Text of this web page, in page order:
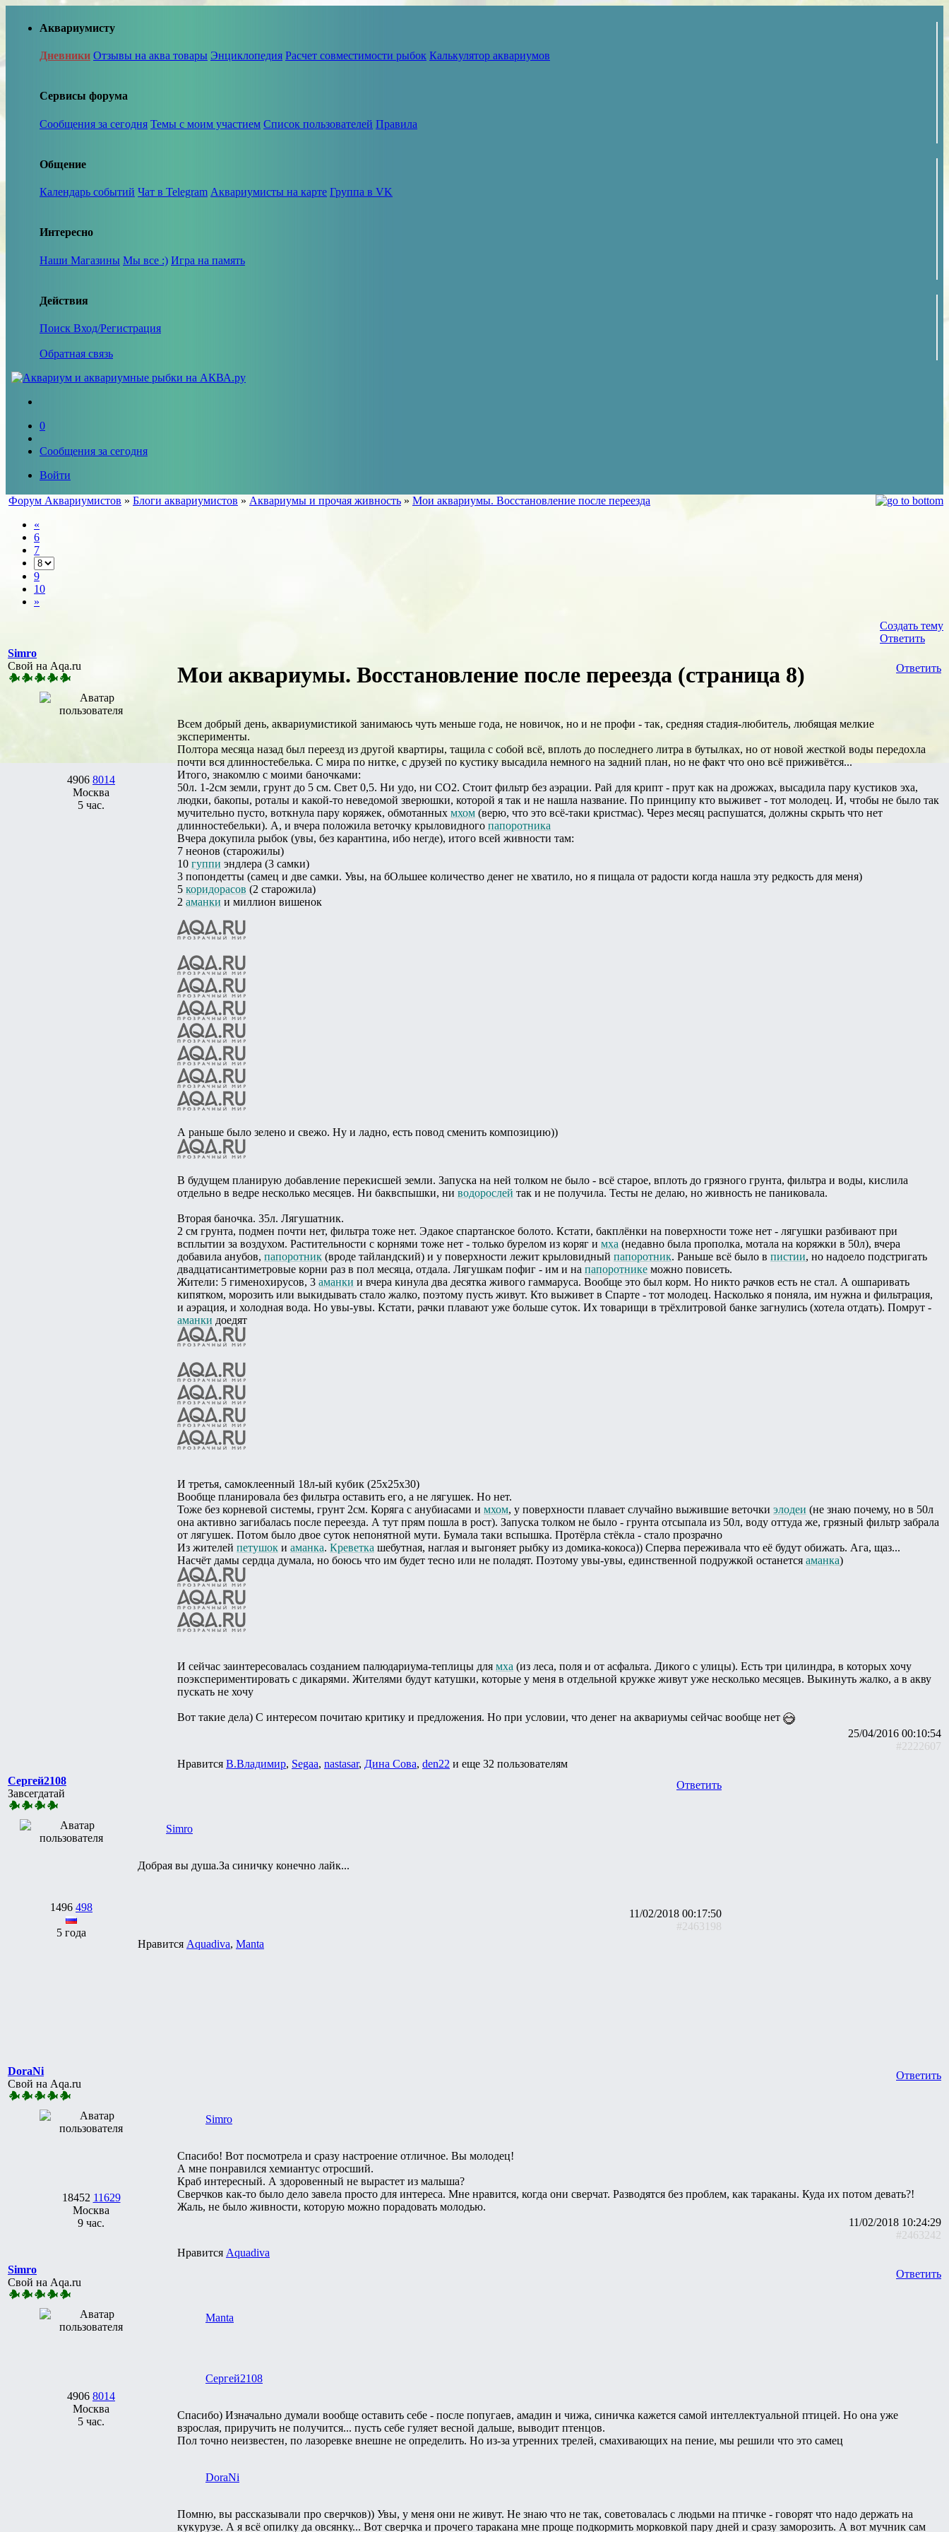
Аквариумисту
Дневники Отзывы на аква товары Энциклопедия Расчет совместимости рыбок Калькулятор аквариумов
Сервисы форума
Сообщения за сегодня Темы с моим участием Список пользователей Правила
Общение
Календарь событий Чат в Telegram Аквариумисты на карте Группа в VK
Интересно
Наши Магазины Мы все :) Игра на память
Действия
Поиск Вход/Регистрация
Обратная связь
0
Сообщения за сегодня
Войти
Форум Аквариумистов » Блоги аквариумистов » Аквариумы и прочая живность » Мои аквариумы. Восстановление после переезда
«
6
7
9
10
»
Создать тему
Ответить
Simro
Свой на Aqa.ru
4906 8014
Москва
5 час.
Ответить
Мои аквариумы. Восстановление после переезда (страница 8)
Всем добрый день, аквариумистикой занимаюсь чуть меньше года, не новичок, но и не профи - так, средняя стадия-любитель, любящая мелкие
эксперименты.
Полтора месяца назад был переезд из другой квартиры, тащила с собой всё, вплоть до последнего литра в бутылках, но от новой жесткой воды передохла
почти вся длинностебелька. С мира по нитке, с друзей по кустику высадила немного на задний план, но не факт что оно всё приживётся...
Итого, знакомлю с моими баночками:
50л. 1-2см земли, грунт до 5 см. Свет 0,5. Ни удо, ни СО2. Стоит фильтр без аэрации. Рай для крипт - прут как на дрожжах, высадила пару кустиков эха,
людки, бакопы, роталы и какой-то неведомой зверюшки, которой я так и не нашла название. По принципу кто выживет - тот молодец. И, чтобы не было так
мучительно пусто, воткнула пару коряжек, обмотанных мхом (верю, что это всё-таки кристмас). Через месяц распушатся, должны скрыть что нет
длинностебельки). А, и вчера положила веточку крыловидного папоротника
Вчера докупила рыбок (увы, без карантина, ибо негде), итого всей живности там:
7 неонов (старожилы)
10 гуппи эндлера (3 самки)
3 попондетты (самец и две самки. Увы, на бОльшее количество денег не хватило, но я пищала от радости когда нашла эту редкость для меня)
5 коридорасов (2 старожила)
2 аманки и миллион вишенок
А раньше было зелено и свежо. Ну и ладно, есть повод сменить композицию))
В будущем планирую добавление перекисшей земли. Запуска на ней толком не было - всё старое, вплоть до грязного грунта, фильтра и воды, кислила
отдельно в ведре несколько месяцев. Ни баквспышки, ни водорослей так и не получила. Тесты не делаю, но живность не паниковала.
Вторая баночка. 35л. Лягушатник.
2 см грунта, подмен почти нет, фильтра тоже нет. Эдакое спартанское болото. Кстати, бакплёнки на поверхности тоже нет - лягушки разбивают при
всплытии за воздухом. Растительности с корнями тоже нет - только бурелом из коряг и мха (недавно была прополка, мотала на коряжки в 50л), вчера
добавила анубов, папоротник (вроде тайландский) и у поверхности лежит крыловидный папоротник. Раньше всё было в пистии, но надоело подстригать
двадцатисантиметровые корни раз в пол месяца, отдала. Лягушкам пофиг - им и на папоротнике можно повисеть.
Жители: 5 гименохирусов, 3 аманки и вчера кинула два десятка живого гаммаруса. Вообще это был корм. Но никто рачков есть не стал. А ошпаривать
кипятком, морозить или выкидывать стало жалко, поэтому пусть живут. Кто выживет в Спарте - тот молодец. Насколько я поняла, им нужна и фильтрация,
и аэрация, и холодная вода. Но увы-увы. Кстати, рачки плавают уже больше суток. Их товарищи в трёхлитровой банке загнулись (хотела отдать). Помрут -
аманки доедят
И третья, самоклеенный 18л-ый кубик (25х25х30)
Вообще планировала без фильтра оставить его, а не лягушек. Но нет.
Тоже без корневой системы, грунт 2см. Коряга с анубиасами и мхом, у поверхности плавает случайно выжившие веточки элодеи (не знаю почему, но в 50л
она активно загибалась после переезда. А тут прям пошла в рост). Запуска толком не было - грунта отсыпала из 50л, воду оттуда же, грязный фильтр забрала
от лягушек. Потом было двое суток непонятной мути. Бумала таки вспышка. Протёрла стёкла - стало прозрачно
Из жителей петушок и аманка. Креветка шебутная, наглая и выгоняет рыбку из домика-кокоса)) Сперва переживала что её будут обижать. Ага, щаз...
Насчёт дамы сердца думала, но боюсь что им будет тесно или не поладят. Поэтому увы-увы, единственной подружкой останется аманка)
И сейчас заинтересовалась созданием палюдариума-теплицы для мха (из леса, поля и от асфальта. Дикого с улицы). Есть три цилиндра, в которых хочу
поэкспериментировать с дикарями. Жителями будут катушки, которые у меня в отдельной кружке живут уже несколько месяцев. Выкинуть жалко, а в акву
пускать не хочу
Вот такие дела) С интересом почитаю критику и предложения. Но при условии, что денег на аквариумы сейчас вообще нет
25/04/2016 00:10:54
#2222607
Нравится В.Владимир, Segaa, nastasar, Дина Сова, den22 и еще 32 пользователям
Сергей2108
Завсегдатай
1496 498
5 года
Ответить
Simro
Добрая вы душа.За синичку конечно лайк...
11/02/2018 00:17:50
#2463198
Нравится Aquadiva, Manta
DoraNi
Свой на Aqa.ru
18452 11629
Москва
9 час.
Ответить
Simro
Спасибо! Вот посмотрела и сразу настроение отличное. Вы молодец!
А мне понравился хемиантус отросший.
Краб интересный. А здоровенный не вырастет из малыша?
Сверчков как-то было дело завела просто для интереса. Мне нравится, когда они сверчат. Разводятся без проблем, как тараканы. Куда их потом девать?!
Жаль, не было живности, которую можно порадовать молодью.
11/02/2018 10:24:29
#2463242
Нравится Aquadiva
Simro
Свой на Aqa.ru
4906 8014
Москва
5 час.
Ответить
Manta
Сергей2108
Спасибо) Изначально думали вообще оставить себе - после попугаев, амадин и чижа, синичка кажется самой интеллектуальной птицей. Но она уже
взрослая, приручить не получится... пусть себе гуляет весной дальше, выводит птенцов.
Пол точно неизвестен, по лазоревке внешне не определить. Но из-за утренних трелей, смахивающих на пение, мы решили что это самец
DoraNi
Помню, вы рассказывали про сверчков)) Увы, у меня они не живут. Не знаю что не так, советовалась с людьми на птичке - говорят что надо держать на
кукурузе. А я всё опилку да овсянку... Вот сверчка и прочего таракана мне проще подкормить морковкой пару дней и сразу заморозить. А вот мучник сам